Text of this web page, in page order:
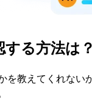
る方法は？
を教えてくれな